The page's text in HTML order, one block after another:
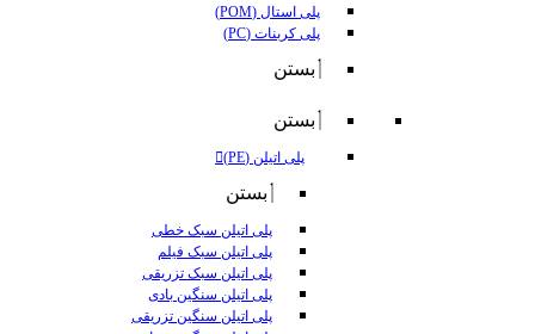
پلی استال (POM)
پلی کربنات (PC)
بستن
بستن
پلی اتیلن (PE)
بستن
پلی اتیلن سبک خطی
پلی اتیلن سبک فیلم
پلی اتیلن سبک تزریقی
پلی اتیلن سنگین بادی
پلی اتیلن سنگین تزریقی